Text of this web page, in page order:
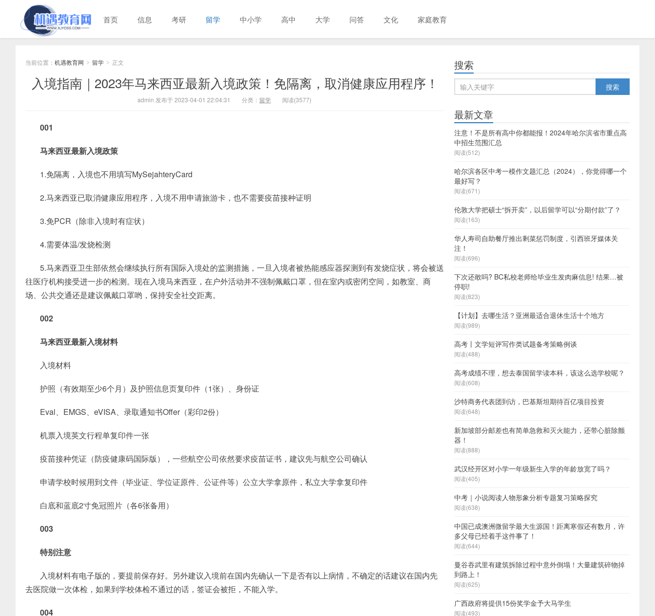
首页 信息 考研 留学 中小学 高中 大学 问答 文化 家庭教育
当前位置： 机遇教育网 > 留学 > 正文
入境指南｜2023年马来西亚最新入境政策！免隔离，取消健康应用程序！
admin 发布于 2023-04-01 22:04:31 分类： 留学 阅读(3577)
001
马来西亚最新入境政策
1.免隔离，入境也不用填写MySejahteryCard
2.马来西亚已取消健康应用程序，入境不用申请旅游卡，也不需要疫苗接种证明
3.免PCR（除非入境时有症状）
4.需要体温/发烧检测
5.马来西亚卫生部依然会继续执行所有国际入境处的监测措施，一旦入境者被热能感应器探测到有发烧症状，将会被送
往医疗机构接受进一步的检测。现在入境马来西亚，在户外活动并不强制佩戴口罩，但在室内或密闭空间，如教室、商
场、公共交通还是建议佩戴口罩哟，保持安全社交距离。
002
马来西亚最新入境材料
入境材料
护照（有效期至少6个月）及护照信息页复印件（1张）、身份证
Eval、EMGS、eVISA、录取通知书Offer（彩印2份）
机票入境英文行程单复印件一张
疫苗接种凭证（防疫健康码国际版），一些航空公司依然要求疫苗证书，建议先与航空公司确认
申请学校时候用到文件（毕业证、学位证原件、公证件等）公立大学拿原件，私立大学拿复印件
白底和蓝底2寸免冠照片（各6张备用）
003
特别注意
入境材料有电子版的，要提前保存好。另外建议入境前在国内先确认一下是否有以上病情，不确定的话建议在国内先
去医院做一次体检，如果到学校体检不通过的话，签证会被拒，不能入学。
004
搜索
最新文章
注意！不是所有高中你都能报！2024年哈尔滨省市重点高
中招生范围汇总
阅读(512)
哈尔滨各区中考一模作文题汇总（2024），你觉得哪一个
最好写？
阅读(671)
伦敦大学把硕士“拆开卖”，以后留学可以“分期付款”了？
阅读(163)
华人寿司自助餐厅推出剩菜惩罚制度，引西班牙媒体关
注！
阅读(696)
下次还敢吗? BC私校老师给毕业生发肉麻信息! 结果…被
停职!
阅读(823)
【计划】去哪生活？亚洲最适合退休生活十个地方
阅读(989)
高考丨文学短评写作类试题备考策略例谈
阅读(488)
高考成绩不理，想去泰国留学读本科，该这么选学校呢？
阅读(608)
沙特商务代表团到访，巴基斯坦期待百亿项目投资
阅读(648)
新加坡部分邮差也有简单急救和灭火能力，还带心脏除颤
器！
阅读(888)
武汉经开区对小学一年级新生入学的年龄放宽了吗？
阅读(405)
中考｜小说阅读人物形象分析专题复习策略探究
阅读(638)
中国已成澳洲微留学最大生源国！距离寒假还有数月，许
多父母已经着手这件事了！
阅读(644)
曼谷吞武里有建筑拆除过程中意外倒塌！大量建筑碎物掉
到路上！
阅读(625)
广西政府将提供15份奖学金予大马学生
阅读(493)